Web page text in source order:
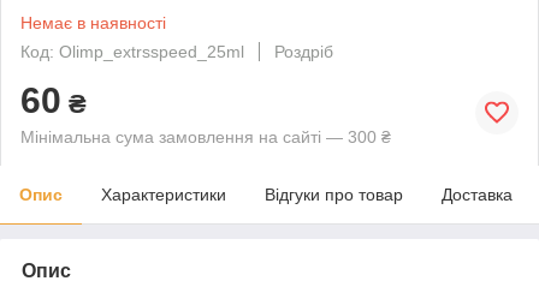
Немає в наявності
Код: Olimp_extrsspeed_25ml
Роздріб
60 ₴
Мінімальна сума замовлення на сайті — 300 ₴
Опис Характеристики Відгуки про товар Доставка
Опис